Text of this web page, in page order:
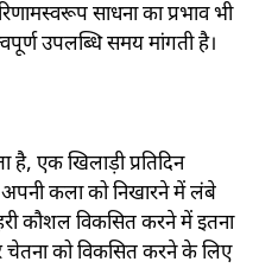
साधना का प्रभाव भी
उपलब्धि समय मांगती है।
है, एक खिलाड़ी प्रतिदिन
कला को निखारने में लंबे
कौशल विकसित करने में इतना
को विकसित करने के लिए